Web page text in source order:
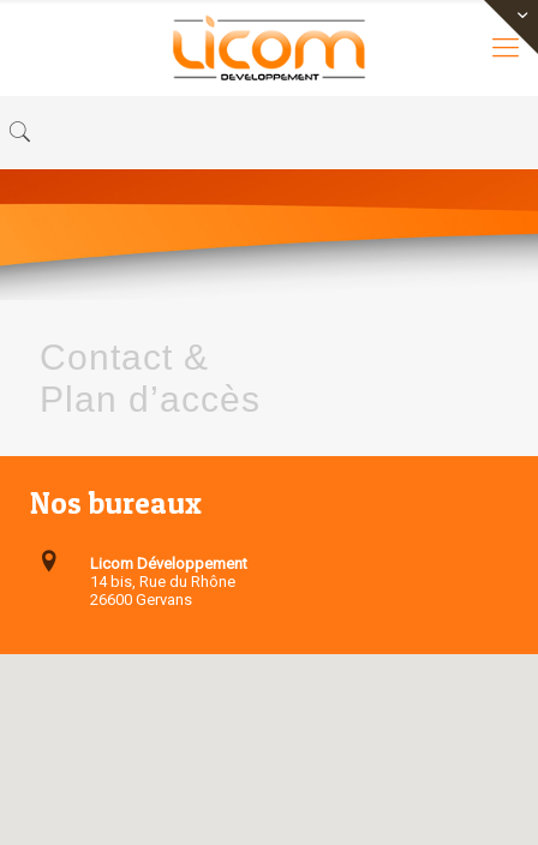
Contact &
Plan d’accès
Nos bureaux
Licom Développement
14 bis, Rue du Rhône
26600 Gervans